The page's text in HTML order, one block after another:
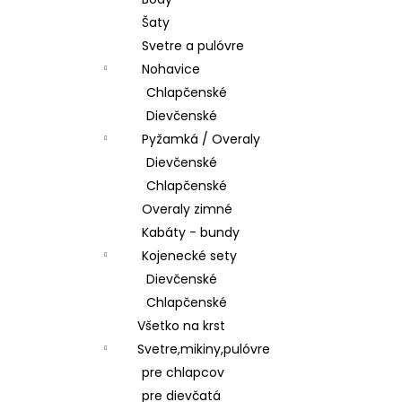
Šaty
Svetre a pulóvre
Nohavice
Chlapčenské
Dievčenské
Pyžamká / Overaly
Dievčenské
Chlapčenské
Overaly zimné
Kabáty - bundy
Kojenecké sety
Dievčenské
Chlapčenské
Všetko na krst
Svetre,mikiny,pulóvre
pre chlapcov
pre dievčatá
ŠATY
€28,50